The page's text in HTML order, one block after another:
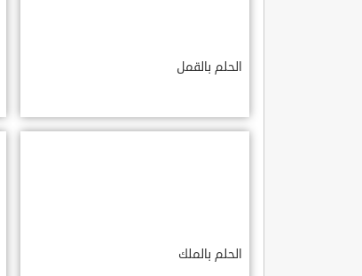
الحلم بالقمل
الحلم بالملك